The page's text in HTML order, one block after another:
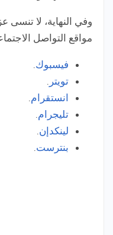
وفي النهاية، لا تنسى
مواقع التواصل
فيسبوك.
تويتر .
انستقرام.
تليجرام.
لينكدإن.
بنترست.